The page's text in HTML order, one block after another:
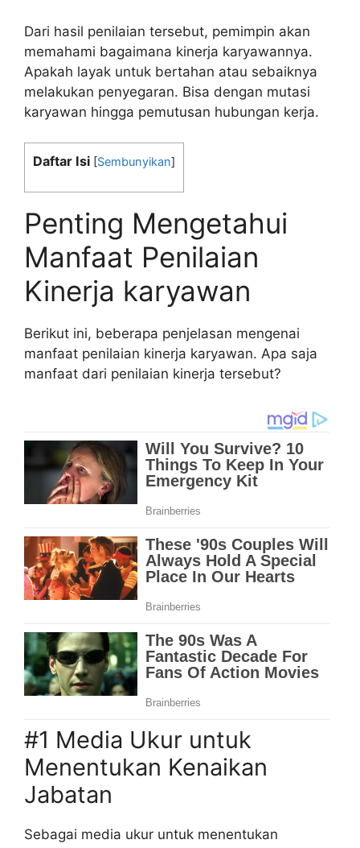
Dari hasil penilaian tersebut, pemimpin akan
memahami bagaimana kinerja karyawannya.
Apakah layak untuk bertahan atau sebaiknya
melakukan penyegaran. Bisa dengan mutasi
karyawan hingga pemutusan hubungan kerja.
Daftar Isi [Sembunyikan]
Penting Mengetahui
Manfaat Penilaian
Kinerja karyawan
Berikut ini, beberapa penjelasan mengenai
manfaat penilaian kinerja karyawan. Apa saja
manfaat dari penilaian kinerja tersebut?
#1 Media Ukur untuk
Menentukan Kenaikan
Jabatan
Sebagai media ukur untuk menentukan